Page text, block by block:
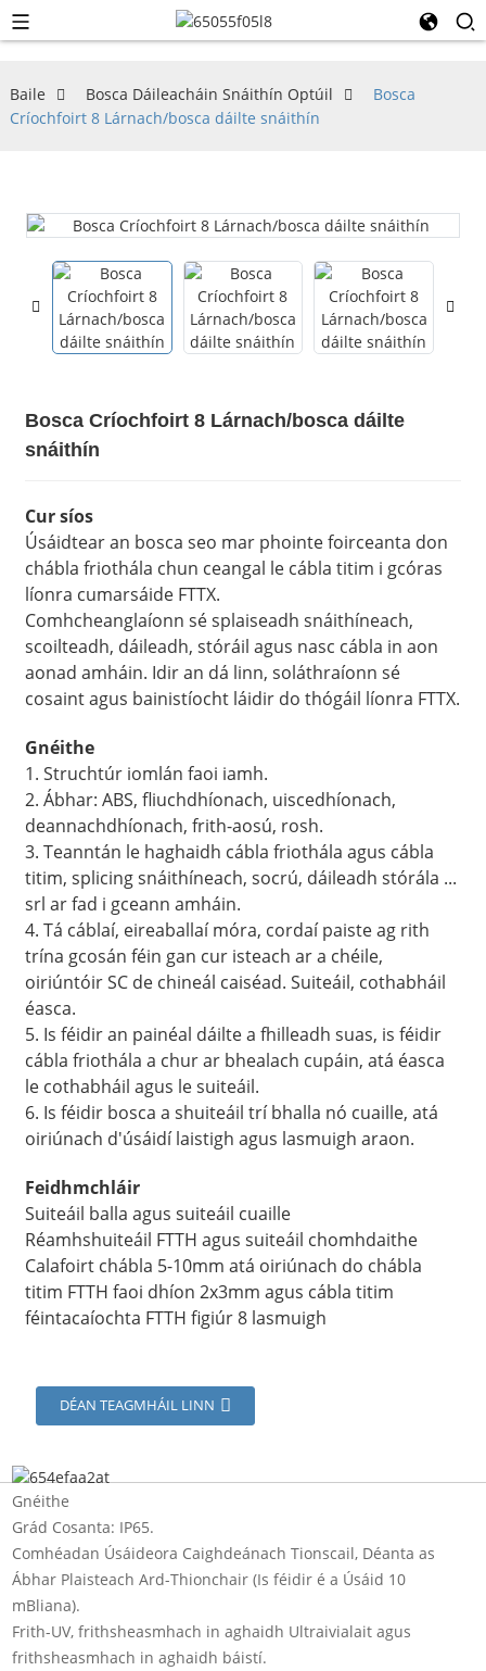
Baile Bosca Dáileacháin Snáithín Optúil
Bosca
Críochfoirt 8 Lárnach/bosca dáilte snáithín
Bosca Críochfoirt 8 Lárnach/bosca dáilte
snáithín
Cur síos
Úsáidtear an bosca seo mar phointe foirceanta don
chábla friothála chun ceangal le cábla titim i gcóras
líonra cumarsáide FTTX.
Comhcheanglaíonn sé splaiseadh snáithíneach,
scoilteadh, dáileadh, stóráil agus nasc cábla in aon
aonad amháin. Idir an dá linn, soláthraíonn sé
cosaint agus bainistíocht láidir do thógáil líonra FTTX.
Gnéithe
1. Struchtúr iomlán faoi iamh.
2. Ábhar: ABS, fliuchdhíonach, uiscedhíonach,
deannachdhíonach, frith-aosú, rosh.
3. Teanntán le haghaidh cábla friothála agus cábla
titim, splicing snáithíneach, socrú, dáileadh stórála ...
srl ar fad i gceann amháin.
4. Tá cáblaí, eireaballaí móra, cordaí paiste ag rith
trína gcosán féin gan cur isteach ar a chéile,
oiriúntóir SC de chineál caiséad. Suiteáil, cothabháil
éasca.
5. Is féidir an painéal dáilte a fhilleadh suas, is féidir
cábla friothála a chur ar bhealach cupáin, atá éasca
le cothabháil agus le suiteáil.
6. Is féidir bosca a shuiteáil trí bhalla nó cuaille, atá
oiriúnach d'úsáidí laistigh agus lasmuigh araon.
Feidhmchláir
Suiteáil balla agus suiteáil cuaille
Réamhshuiteáil FTTH agus suiteáil chomhdaithe
Calafoirt chábla 5-10mm atá oiriúnach do chábla
titim FTTH faoi dhíon 2x3mm agus cábla titim
féintacaíochta FTTH figiúr 8 lasmuigh
DÉAN TEAGMHÁIL LINN
Gnéithe
Grád Cosanta: IP65.
Comhéadan Úsáideora Caighdeánach Tionscail, Déanta as
Ábhar Plaisteach Ard-Thionchair (Is féidir é a Úsáid 10
mBliana).
Frith-UV, frithsheasmhach in aghaidh Ultraivialait agus
frithsheasmhach in aghaidh báistí.